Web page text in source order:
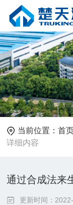
当前位置：首
详细内容
通过合成法来
更新时间：